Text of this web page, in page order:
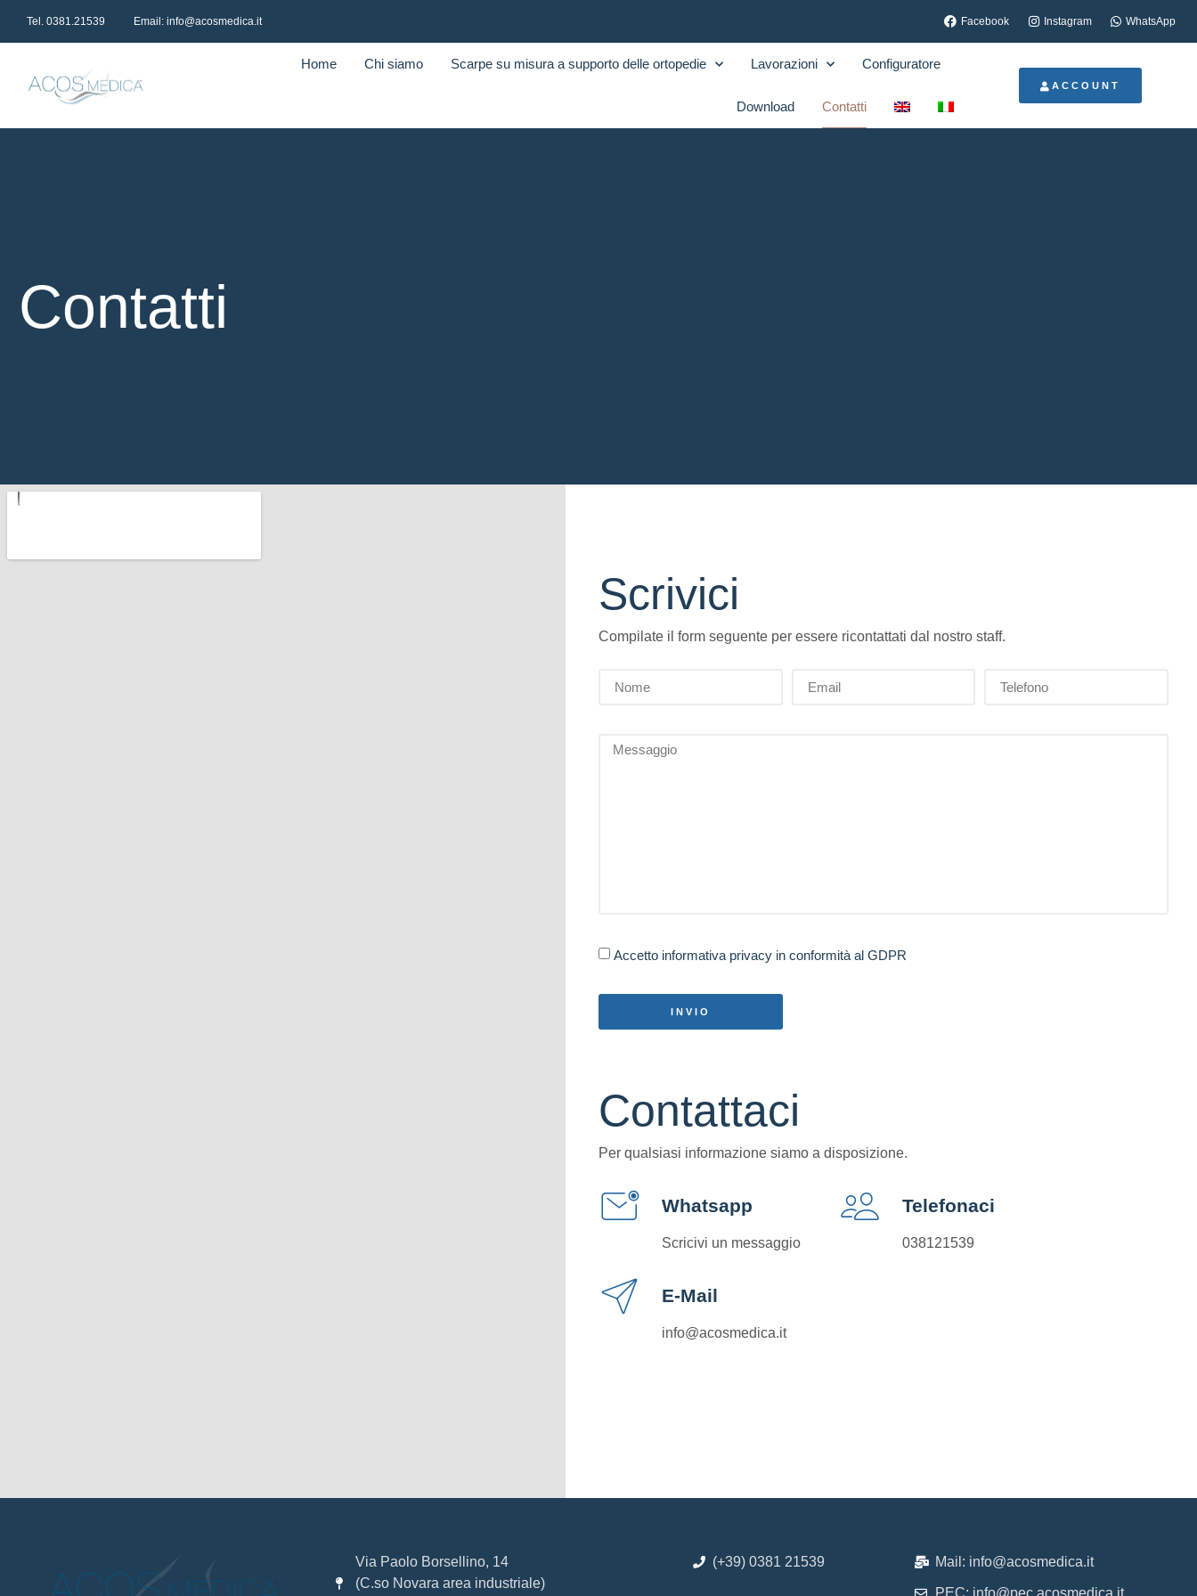
Tel. 0381.21539 Email: info@acosmedica.it Facebook Instagram WhatsApp
Home Chi siamo Scarpe su misura a supporto delle ortopedie Lavorazioni Configuratore
Download Contatti
ACCOUNT
Contatti
Scrivici
Compilate il form seguente per essere ricontattati dal nostro staff.
Accetto informativa privacy in conformità al GDPR
INVIO
Contattaci
Per qualsiasi informazione siamo a disposizione.
Whatsapp
Scricivi un messaggio
Telefonaci
038121539
E-Mail
info@acosmedica.it
Via Paolo Borsellino, 14
(C.so Novara area industriale)
(+39) 0381 21539 Mail: info@acosmedica.it
PEC: info@pec.acosmedica.it